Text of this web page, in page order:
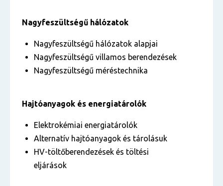
Nagyfeszültségű hálózatok
Nagyfeszültségű hálózatok alapjai
Nagyfeszültségű villamos berendezések
Nagyfeszültségű méréstechnika
Hajtóanyagok és energiatárolók
Elektrokémiai energiatárolók
Alternatív hajtóanyagok és tárolásuk
HV-töltőberendezések és töltési
eljárások